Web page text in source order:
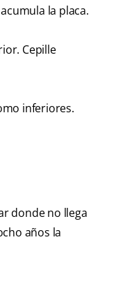
la placa.
Cepille
inferiores.
donde no llega
años la